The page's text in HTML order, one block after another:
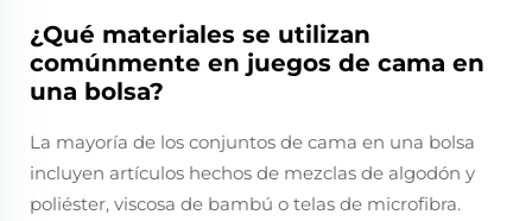
¿Qué materiales se utilizan
comúnmente en juegos de cama en
una bolsa?
La mayoría de los conjuntos de cama en una bolsa
incluyen artículos hechos de mezclas de algodón y
poliéster, viscosa de bambú o telas de microfibra.